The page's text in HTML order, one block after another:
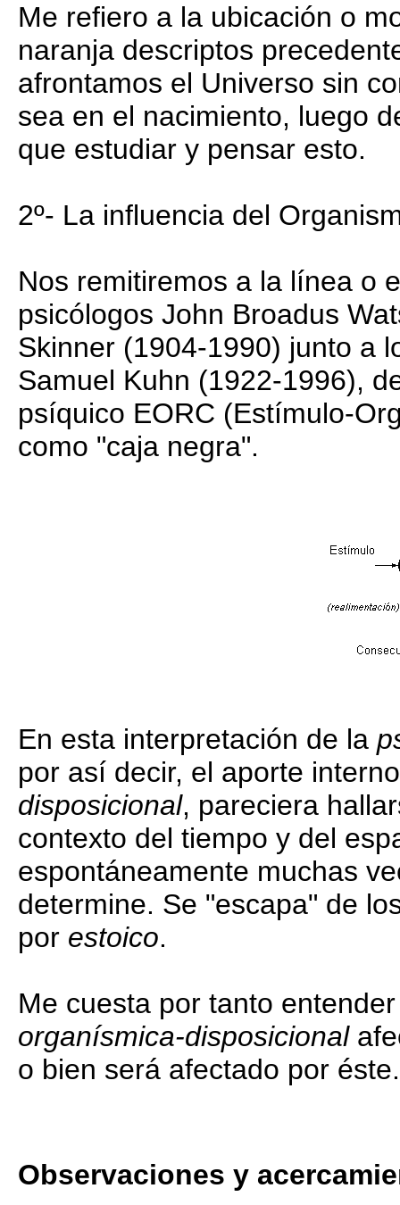
Me refiero a la ubicación o
naranja descriptos
afrontamos el Universo sin
sea en el nacimiento, luego
que estudiar y pensar esto.
2º- La influencia del
Nos remitiremos a la línea o
psicólogos John Broadus
Skinner (1904-1990) junto a
Samuel Kuhn (1922-1996),
psíquico EORC (Estímulo-
como "caja negra".
En esta interpretación de la
por así decir, el aporte
disposicional, pareciera
contexto del tiempo y del
espontáneamente muchas
determine. Se "escapa" de
por estoico.
Me cuesta por tanto
organísmica-disposicional
o bien será afectado por
Observaciones y